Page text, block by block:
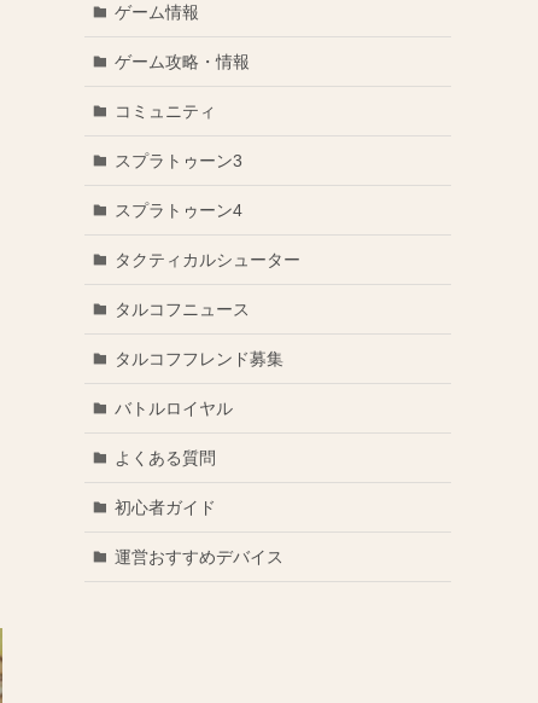
ゲーム情報
ゲーム攻略・情報
コミュニティ
スプラトゥーン3
スプラトゥーン4
タクティカルシューター
タルコフニュース
タルコフフレンド募集
バトルロイヤル
よくある質問
初心者ガイド
運営おすすめデバイス